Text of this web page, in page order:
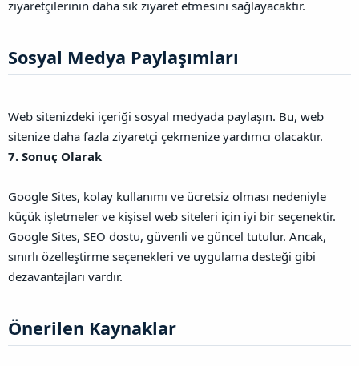
ziyaretçilerinin daha sık ziyaret etmesini sağlayacaktır.
Sosyal Medya Paylaşımları​
Web sitenizdeki içeriği sosyal medyada paylaşın. Bu, web
sitenize daha fazla ziyaretçi çekmenize yardımcı olacaktır.
7. Sonuç Olarak
Google Sites, kolay kullanımı ve ücretsiz olması nedeniyle
küçük işletmeler ve kişisel web siteleri için iyi bir seçenektir.
Google Sites, SEO dostu, güvenli ve güncel tutulur. Ancak,
sınırlı özelleştirme seçenekleri ve uygulama desteği gibi
dezavantajları vardır.
Önerilen Kaynaklar​